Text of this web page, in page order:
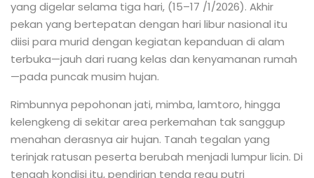
yang digelar selama tiga hari, (15–17 /1/2026). Akhir
pekan yang bertepatan dengan hari libur nasional itu
diisi para murid dengan kegiatan kepanduan di alam
terbuka—jauh dari ruang kelas dan kenyamanan rumah
—pada puncak musim hujan.
Rimbunnya pepohonan jati, mimba, lamtoro, hingga
kelengkeng di sekitar area perkemahan tak sanggup
menahan derasnya air hujan. Tanah tegalan yang
terinjak ratusan peserta berubah menjadi lumpur licin. Di
tengah kondisi itu, pendirian tenda regu putri